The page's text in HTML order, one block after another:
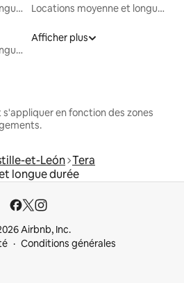
Locations moyenne et longue durée
Locations moyenne et longue durée
Locations moyenne et longue durée
Afficher plus
en fonction des zones
et-León Tera
longue durée
Airbnb, Inc.
Conditions générales